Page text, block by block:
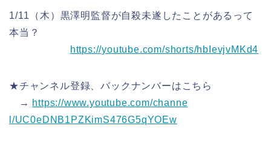
1/11（木）黒澤明監督が自殺未遂したことがあるって
本当？
https://youtube.com/shorts/hbI evjvMKd4
★チャンネル登録、バックナンバーはこちら
→ https://www.youtube.com/channe
l/UC0eDNB1PZKimS476G5qYOEw